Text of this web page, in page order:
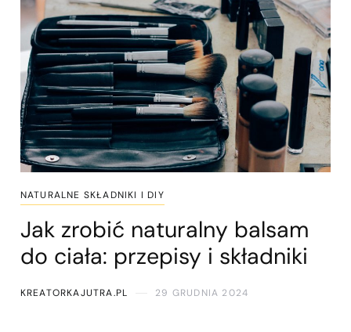
NATURALNE SKŁADNIKI I DIY
Jak zrobić naturalny balsam
do ciała: przepisy i składniki
KREATORKAJUTRA.PL 29 GRUDNIA 2024